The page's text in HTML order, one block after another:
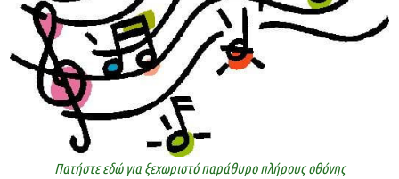
Πατήστε εδώ για ξεχωριστό παράθυρο πλήρους οθόνης